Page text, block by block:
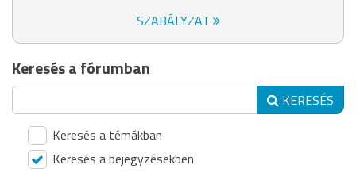
SZABÁLYZAT
Keresés a fórumban
KERESÉS
Keresés a témákban
Keresés a bejegyzésekben